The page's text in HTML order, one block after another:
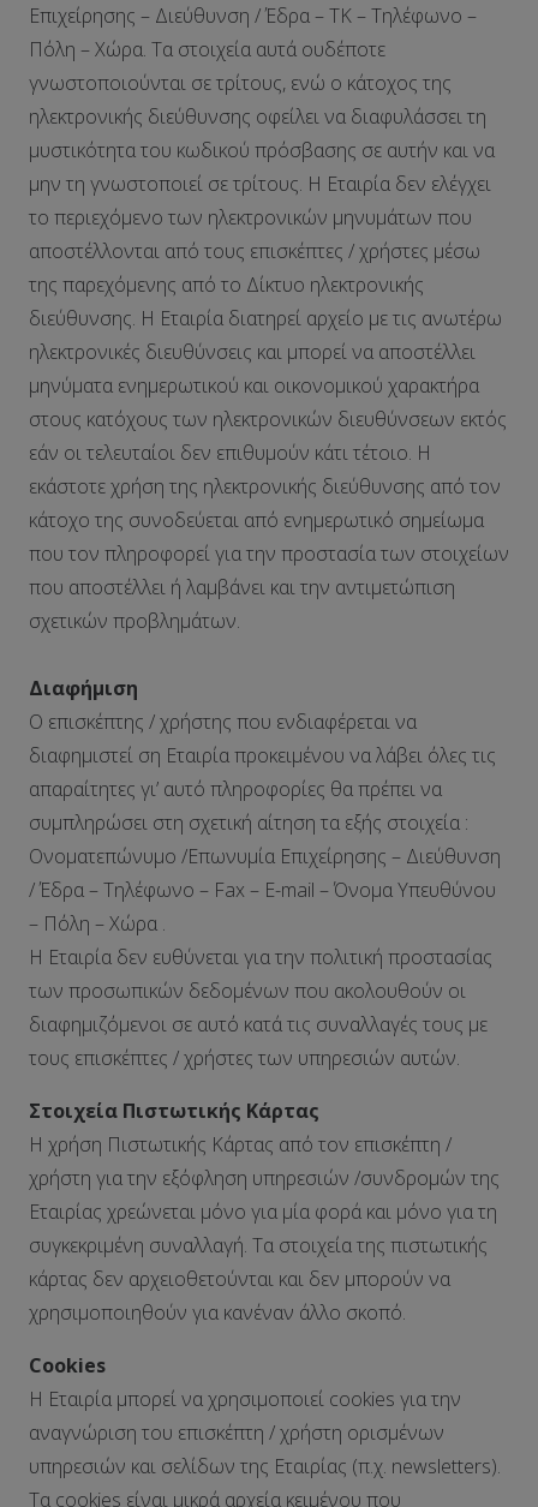
Επιχείρησης – Διεύθυνση / Έδρα – ΤΚ – Τηλέφωνο –
Πόλη – Χώρα. Τα στοιχεία αυτά ουδέποτε
γνωστοποιούνται σε τρίτους, ενώ ο κάτοχος της
ηλεκτρονικής διεύθυνσης οφείλει να διαφυλάσσει τη
μυστικότητα του κωδικού πρόσβασης σε αυτήν και να
μην τη γνωστοποιεί σε τρίτους. Η Εταιρία δεν ελέγχει
το περιεχόμενο των ηλεκτρονικών μηνυμάτων που
αποστέλλονται από τους επισκέπτες / χρήστες μέσω
της παρεχόμενης από το Δίκτυο ηλεκτρονικής
διεύθυνσης. Η Εταιρία διατηρεί αρχείο με τις ανωτέρω
ηλεκτρονικές διευθύνσεις και μπορεί να αποστέλλει
μηνύματα ενημερωτικού και οικονομικού χαρακτήρα
στους κατόχους των ηλεκτρονικών διευθύνσεων εκτός
εάν οι τελευταίοι δεν επιθυμούν κάτι τέτοιο. Η
εκάστοτε χρήση της ηλεκτρονικής διεύθυνσης από τον
κάτοχο της συνοδεύεται από ενημερωτικό σημείωμα
που τον πληροφορεί για την προστασία των στοιχείων
που αποστέλλει ή λαμβάνει και την αντιμετώπιση
σχετικών προβλημάτων.
Διαφήμιση
Ο επισκέπτης / χρήστης που ενδιαφέρεται να
διαφημιστεί ση Εταιρία προκειμένου να λάβει όλες τις
απαραίτητες γι’ αυτό πληροφορίες θα πρέπει να
συμπληρώσει στη σχετική αίτηση τα εξής στοιχεία :
Ονοματεπώνυμο /Επωνυμία Επιχείρησης – Διεύθυνση
/ Έδρα – Τηλέφωνο – Fax – E-mail – Όνομα Υπευθύνου
– Πόλη – Χώρα .
Η Εταιρία δεν ευθύνεται για την πολιτική προστασίας
των προσωπικών δεδομένων που ακολουθούν οι
διαφημιζόμενοι σε αυτό κατά τις συναλλαγές τους με
τους επισκέπτες / χρήστες των υπηρεσιών αυτών.
Στοιχεία Πιστωτικής Κάρτας
Η χρήση Πιστωτικής Κάρτας από τον επισκέπτη /
χρήστη για την εξόφληση υπηρεσιών /συνδρομών της
Εταιρίας χρεώνεται μόνο για μία φορά και μόνο για τη
συγκεκριμένη συναλλαγή. Τα στοιχεία της πιστωτικής
κάρτας δεν αρχειοθετούνται και δεν μπορούν να
χρησιμοποιηθούν για κανέναν άλλο σκοπό.
Cookies
Η Εταιρία μπορεί να χρησιμοποιεί cookies για την
αναγνώριση του επισκέπτη / χρήστη ορισμένων
υπηρεσιών και σελίδων της Εταιρίας (π.χ. newsletters).
Τα cookies είναι μικρά αρχεία κειμένου που